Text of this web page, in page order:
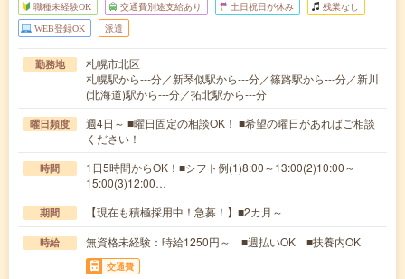
職種未経験OK 交通費別途支給あり 土日祝日が休み 残業なし
WEB登録OK 派遣
勤務地
札幌市北区
札幌駅から---分／新琴似駅から---分／篠路駅から---分／新川
(北海道)駅から---分／拓北駅から---分
曜日頻度
週4日～ ■曜日固定の相談OK！ ■希望の曜日があればご相談
ください！
時間
1日5時間からOK！■シフト例(1)8:00～13:00(2)10:00～
15:00(3)12:00…
期間 【現在も積極採用中！急募！】■2カ月～
時給 無資格未経験：時給1250円～ ■週払いOK ■扶養内OK
交通費